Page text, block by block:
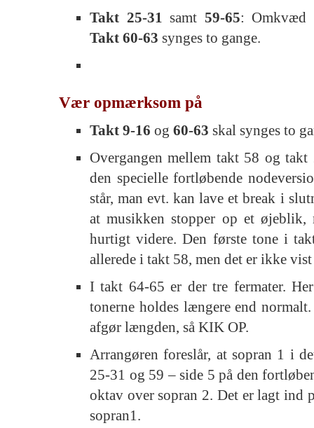
Takt 25-31 samt 59-65: Omkvæd
Takt 60-63 synges to gange.
Vær opmærksom på
Takt 9-16 og 60-63 skal synges to
Overgangen mellem takt 58 og
den specielle fortløbende
står, man evt. kan lave et break i
at musikken stopper op et øjeblik,
hurtigt videre. Den første tone i
allerede i takt 58, men det er ikke
I takt 64-65 er der tre fermater.
tonerne holdes længere end
afgør længden, så KIK OP.
Arrangøren foreslår, at sopran 1 i
25-31 og 59 – side 5 på den
oktav over sopran 2. Det er lagt ind
sopran1.